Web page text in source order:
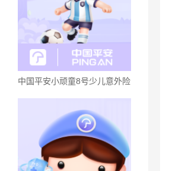
中国平安小顽童8号少儿意外险